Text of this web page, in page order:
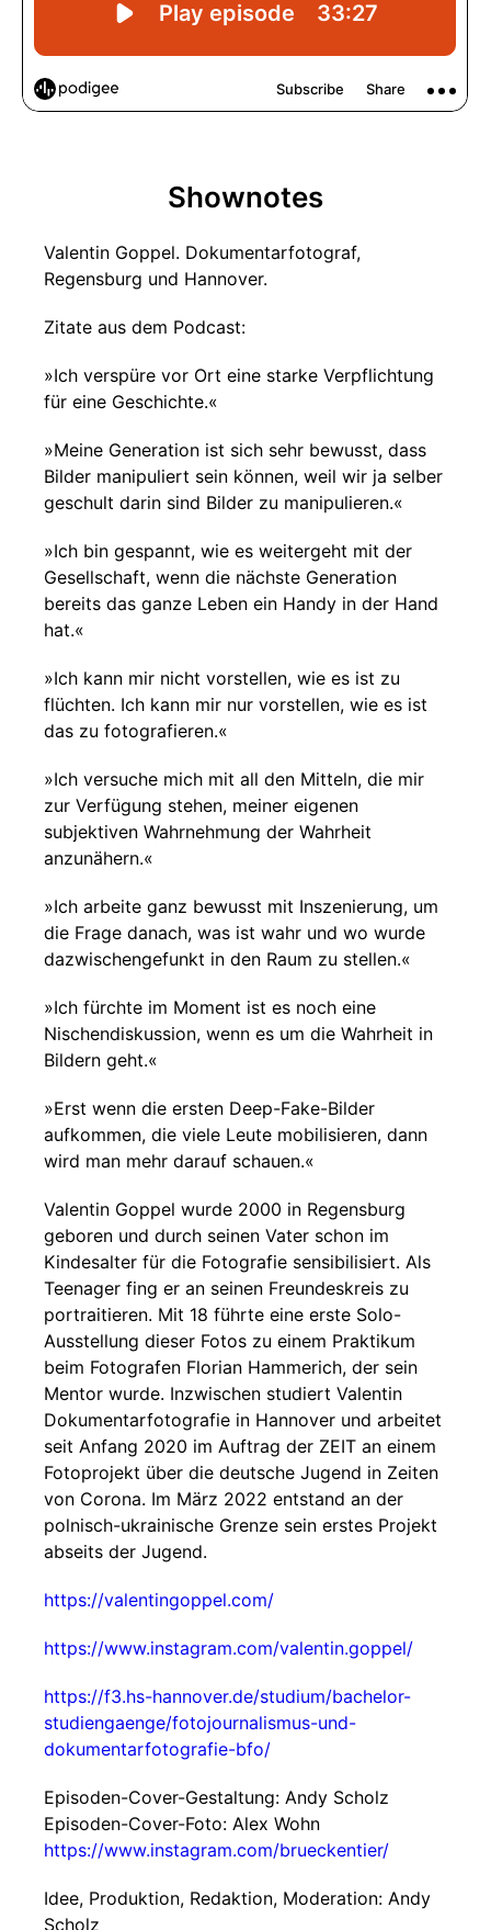
Shownotes
Valentin Goppel. Dokumentarfotograf,
Regensburg und Hannover.
Zitate aus dem Podcast:
»Ich verspüre vor Ort eine starke Verpflichtung
für eine Geschichte.«
»Meine Generation ist sich sehr bewusst, dass
Bilder manipuliert sein können, weil wir ja selber
geschult darin sind Bilder zu manipulieren.«
»Ich bin gespannt, wie es weitergeht mit der
Gesellschaft, wenn die nächste Generation
bereits das ganze Leben ein Handy in der Hand
hat.«
»Ich kann mir nicht vorstellen, wie es ist zu
flüchten. Ich kann mir nur vorstellen, wie es ist
das zu fotografieren.«
»Ich versuche mich mit all den Mitteln, die mir
zur Verfügung stehen, meiner eigenen
subjektiven Wahrnehmung der Wahrheit
anzunähern.«
»Ich arbeite ganz bewusst mit Inszenierung, um
die Frage danach, was ist wahr und wo wurde
dazwischengefunkt in den Raum zu stellen.«
»Ich fürchte im Moment ist es noch eine
Nischendiskussion, wenn es um die Wahrheit in
Bildern geht.«
»Erst wenn die ersten Deep-Fake-Bilder
aufkommen, die viele Leute mobilisieren, dann
wird man mehr darauf schauen.«
Valentin Goppel wurde 2000 in Regensburg
geboren und durch seinen Vater schon im
Kindesalter für die Fotografie sensibilisiert. Als
Teenager fing er an seinen Freundeskreis zu
portraitieren. Mit 18 führte eine erste Solo-
Ausstellung dieser Fotos zu einem Praktikum
beim Fotografen Florian Hammerich, der sein
Mentor wurde. Inzwischen studiert Valentin
Dokumentarfotografie in Hannover und arbeitet
seit Anfang 2020 im Auftrag der ZEIT an einem
Fotoprojekt über die deutsche Jugend in Zeiten
von Corona. Im März 2022 entstand an der
polnisch-ukrainische Grenze sein erstes Projekt
abseits der Jugend.
https://valentingoppel.com/
https://www.instagram.com/valentin.goppel/
https://f3.hs-hannover.de/studium/bachelor-
studiengaenge/fotojournalismus-und-
dokumentarfotografie-bfo/
Episoden-Cover-Gestaltung: Andy Scholz
Episoden-Cover-Foto: Alex Wohn
https://www.instagram.com/brueckentier/
Idee, Produktion, Redaktion, Moderation: Andy
Scholz